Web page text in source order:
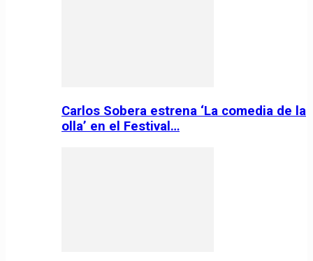
Carlos Sobera estrena ‘La comedia de la
olla’ en el Festival…